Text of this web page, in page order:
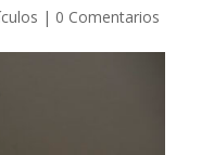
| 0 Comentarios